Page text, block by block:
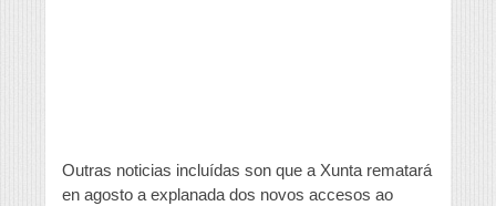
Outras noticias incluídas son que a Xunta rematará
en agosto a explanada dos novos accesos ao